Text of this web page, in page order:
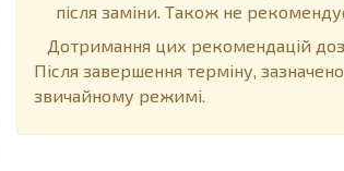
після заміни. Також не
Дотримання цих рекомендацій
Після завершення терміну,
звичайному режимі.